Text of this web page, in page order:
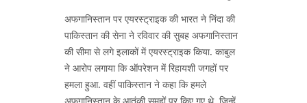
अफगानिस्तान पर एयरस्ट्राइक की भारत ने निंदा की
पाकिस्तान की सेना ने रविवार की सुबह अफगानिस्तान
की सीमा से लगे इलाकों में एयरस्ट्राइक किया. काबुल
ने आरोप लगाया कि ऑपरेशन में रिहायशी जगहों पर
हमला हुआ. वहीं पाकिस्तान ने कहा कि हमले
अफगानिस्तान के आतंकी समूहों पर किए गए थे, जिन्हें